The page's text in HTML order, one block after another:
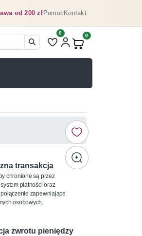
od 200 złPomocKontakt
Liczba pozycji na liście
0
Produkty w koszyku:
0
transakcja
chronione są przez
płatności oraz
zapewniające
osobowych.
zwrotu pieniędzy